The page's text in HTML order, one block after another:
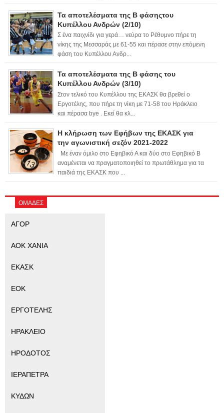
Τα αποτελέσματα της Β φάσηςτου
Κυπέλλου Ανδρών (2/10)
Σ ένα παιχνίδι για γερά… νεύρα το Ρέθυμνο πήρε τη
νίκης της Μεσσαράς με 61-55 και πέρασε στην επόμενη
φάση του Κυπέλλου Ανδρ...
Τα αποτελέσματα της Β φάσης του
Κυπέλλου Ανδρών (3/10)
Στον τελικό του Κυπέλλου της ΕΚΑΣΚ θα βρεθεί ο
Εργοτέλης, που πήρε τη νίκη με 71-58 του Ηράκλειο
και πέρασα bye . Εκεί θα κλ...
Η κλήρωση των Εφήβων της ΕΚΑΣΚ για
την αγωνιστική σεζόν 2021-2022
Με έναν όμιλο στο Εφηβικό Α και δύο στο Εφηβικό Β
αναμένεται να πραγματοποιηθεί το πρωτάθλημα για τα
παιδιά της ΕΚΑΣΚ που ...
ΟΜΑΔΕΣ
ΑΓΟΡ
ΑΟΚ ΧΑΝΙΑ
ΕΚΑΣΚ
ΕΟΚ
ΕΡΓΟΤΕΛΗΣ
ΗΡΑΚΛΕΙΟ
ΗΡΟΔΟΤΟΣ
ΙΕΡΑΠΕΤΡΑ
ΚΥΔΩΝ